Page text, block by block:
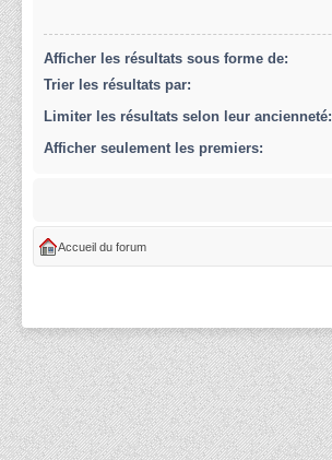
Afficher les résultats sous forme de:
Trier les résultats par:
Limiter les résultats selon leur ancienneté:
Afficher seulement les premiers:
Accueil du forum